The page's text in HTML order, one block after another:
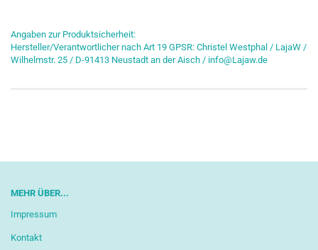
Angaben zur Produktsicherheit:
Hersteller/Verantwortlicher nach Art 19 GPSR: Christel Westphal / LajaW /
Wilhelmstr. 25 / D-91413 Neustadt an der Aisch / info@Lajaw.de
MEHR ÜBER...
Impressum
Kontakt